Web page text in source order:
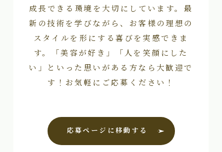
成長できる環境を大切にしています。最
新の技術を学びながら、お客様の理想の
スタイルを形にする喜びを実感できま
す。「美容が好き」「人を笑顔にした
い」といった思いがある方なら大歓迎で
す！お気軽にご応募ください！
応募ページに移動する